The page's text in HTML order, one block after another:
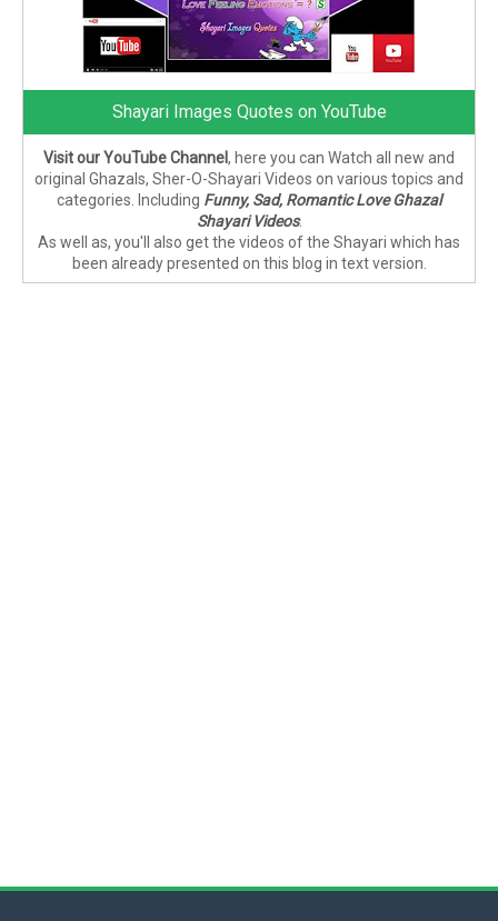
Shayari Images Quotes on YouTube
Visit our YouTube Channel, here you can Watch all new and
original Ghazals, Sher-O-Shayari Videos on various topics and
categories. Including Funny, Sad, Romantic Love Ghazal
Shayari Videos.
As well as, you'll also get the videos of the Shayari which has
been already presented on this blog in text version.